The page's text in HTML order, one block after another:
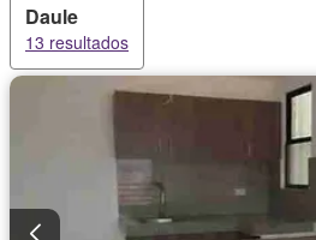
Daule
13 resultados